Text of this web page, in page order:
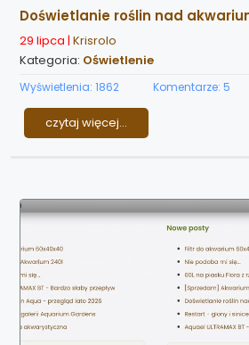
Doświetlanie roślin nad
29 lipca | Krisrolo
Kategoria: Oświetlenie
Wyświetlenia: 1862 Komentarze: 5
czytaj więcej...